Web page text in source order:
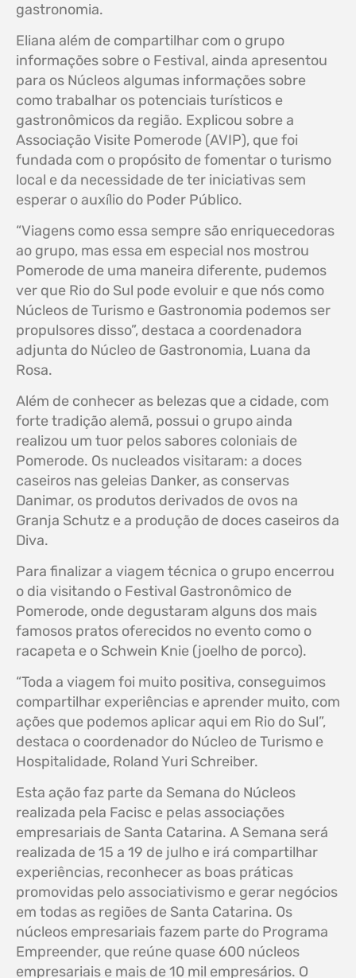
gastronomia.
Eliana além de compartilhar com o grupo
informações sobre o Festival, ainda apresentou
para os Núcleos algumas informações sobre
como trabalhar os potenciais turísticos e
gastronômicos da região. Explicou sobre a
Associação Visite Pomerode (AVIP), que foi
fundada com o propósito de fomentar o turismo
local e da necessidade de ter iniciativas sem
esperar o auxílio do Poder Público.
“Viagens como essa sempre são enriquecedoras
ao grupo, mas essa em especial nos mostrou
Pomerode de uma maneira diferente, pudemos
ver que Rio do Sul pode evoluir e que nós como
Núcleos de Turismo e Gastronomia podemos ser
propulsores disso”, destaca a coordenadora
adjunta do Núcleo de Gastronomia, Luana da
Rosa.
Além de conhecer as belezas que a cidade, com
forte tradição alemã, possui o grupo ainda
realizou um tuor pelos sabores coloniais de
Pomerode. Os nucleados visitaram: a doces
caseiros nas geleias Danker, as conservas
Danimar, os produtos derivados de ovos na
Granja Schutz e a produção de doces caseiros da
Diva.
Para finalizar a viagem técnica o grupo encerrou
o dia visitando o Festival Gastronômico de
Pomerode, onde degustaram alguns dos mais
famosos pratos oferecidos no evento como o
racapeta e o Schwein Knie (joelho de porco).
“Toda a viagem foi muito positiva, conseguimos
compartilhar experiências e aprender muito, com
ações que podemos aplicar aqui em Rio do Sul”,
destaca o coordenador do Núcleo de Turismo e
Hospitalidade, Roland Yuri Schreiber.
Esta ação faz parte da Semana do Núcleos
realizada pela Facisc e pelas associações
empresariais de Santa Catarina. A Semana será
realizada de 15 a 19 de julho e irá compartilhar
experiências, reconhecer as boas práticas
promovidas pelo associativismo e gerar negócios
em todas as regiões de Santa Catarina. Os
núcleos empresariais fazem parte do Programa
Empreender, que reúne quase 600 núcleos
empresariais e mais de 10 mil empresários. O